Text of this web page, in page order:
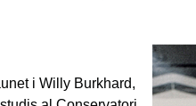
i Willy Burkhard,